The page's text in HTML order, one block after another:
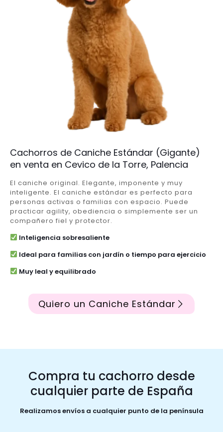
Cachorros de Caniche Estándar (Gigante)
en venta en Cevico de la Torre, Palencia
El caniche original. Elegante, imponente y muy
inteligente. El caniche estándar es perfecto para
personas activas o familias con espacio. Puede
practicar agility, obediencia o simplemente ser un
compañero fiel y protector.
Inteligencia sobresaliente
Ideal para familias con jardín o tiempo para ejercicio
Muy leal y equilibrado
Quiero un Caniche Estándar
Compra tu cachorro desde
cualquier parte de España
Realizamos envíos a cualquier punto de la península